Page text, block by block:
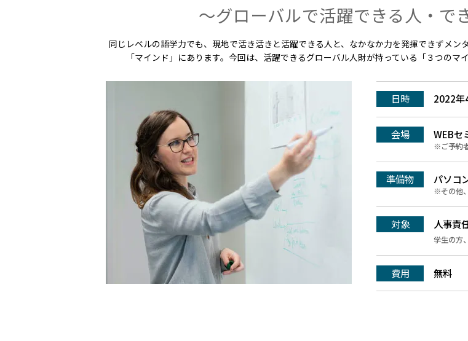
～グローバルで活躍できる人・で
同じレベルの語学力でも、現地で活き活きと活躍できる人と、なかなか力を発揮できずメ
「マインド」にあります。今回は、活躍できるグローバル人財が持っている「３つの
日時 2022年
会場 WEBセ
※ご予約
準備物 パソコ
※その他
対象 人事責
学生の方
費用 無料